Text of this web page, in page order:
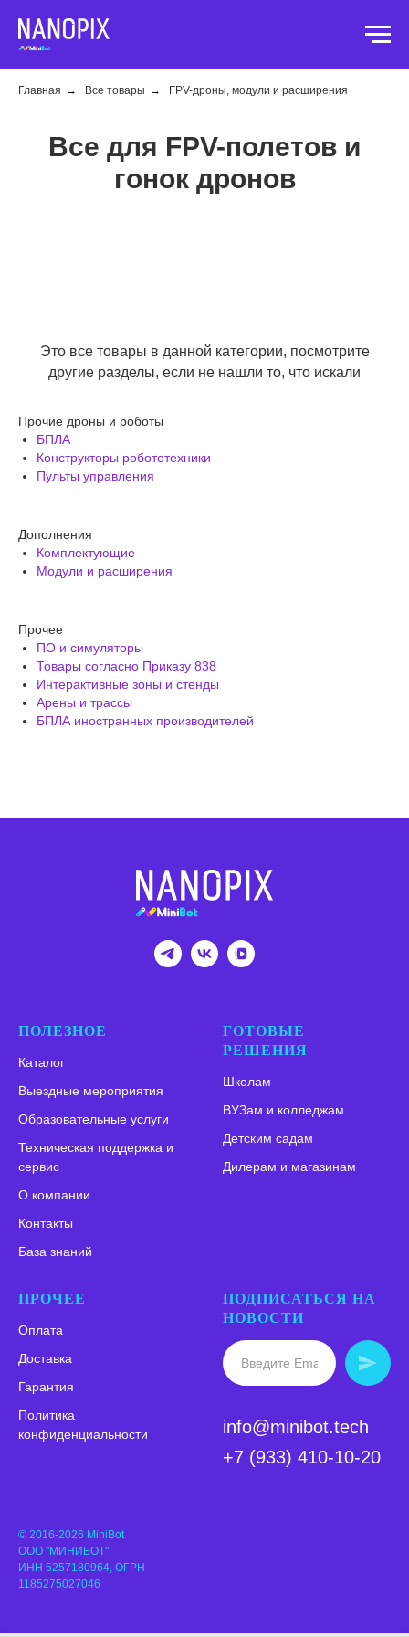
Главная → Все товары → FPV-дроны, модули и расширения
Все для FPV-полетов и
гонок дронов
Это все товары в данной категории, посмотрите
другие разделы, если не нашли то, что искали
Прочие дроны и роботы
БПЛА
Конструкторы робототехники
Пульты управления
Дополнения
Комплектующие
Модули и расширения
Прочее
ПО и симуляторы
Товары согласно Приказу 838
Интерактивные зоны и стенды
Арены и трассы
БПЛА иностранных производителей
ПОЛЕЗНОЕ
Каталог
Выездные мероприятия
Образовательные услуги
Техническая поддержка и
сервис
О компании
Контакты
База знаний
ГОТОВЫЕ
РЕШЕНИЯ
Школам
ВУЗам и колледжам
Детским садам
Дилерам и магазинам
ПРОЧЕЕ
Оплата
Доставка
Гарантия
Политика
конфиденциальности
ПОДПИСАТЬСЯ НА
НОВОСТИ
info@minibot.tech
+7 (933) 410-10-20
© 2016-2026 MiniBot
ООО "МИНИБОТ"
ИНН 5257180964, ОГРН
1185275027046